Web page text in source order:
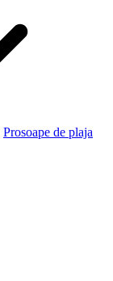
Prosoape de plaja